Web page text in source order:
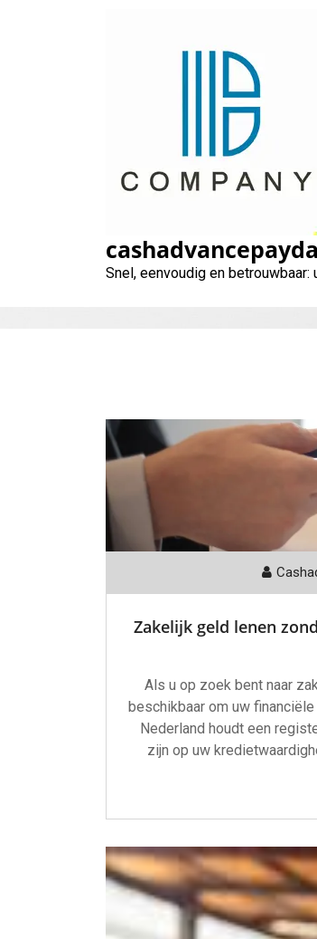
Snel, eenvoudig en
Zakelijk geld lenen
Als u op zoek bent naar
beschikbaar om uw
Nederland houdt een
zijn op uw